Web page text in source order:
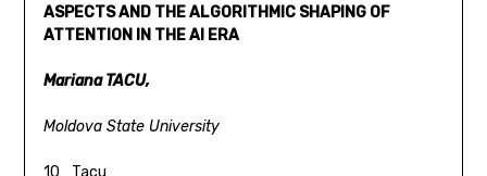
ASPECTS AND THE ALGORITHMIC SHAPING OF
ATTENTION IN THE AI ERA
Mariana TACU,
Moldova State University
10_Tacu